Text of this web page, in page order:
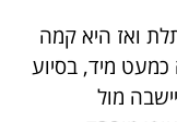
ואז היא קמה
מיד, בסיוע
מול